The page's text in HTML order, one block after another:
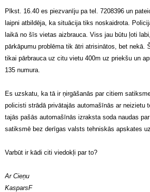
Plkst. 16.40 es piezvanīju pa tel. 7208396 un
laipni atbildēja, ka situācija tiks noskaidrota.
laikā no šīs vietas aizbrauca. Viss jau būtu ļoti
pārkāpumu problēma tik ātri atrisinātos, bet nekā.
tikai pārbrauca uz citu vietu 400m uz priekšu un
135 numura.
Es uzskatu, ka tā ir ņirgāšanās par citiem
policisti strādā privātajās automašīnās ar neizietu
tajās pašās automašīnās izraksta soda naudas
satiksmē bez derīgas valsts tehniskās apskates
Varbūt ir kādi citi viedokļi par to?
Ar Cieņu
KasparsF